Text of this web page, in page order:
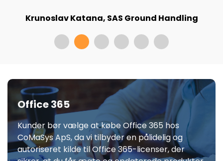
Krunoslav Katana, SAS Ground Handling
Office 365
Kunder bør vælge at købe Office 365 hos
CoMaSys ApS, da vi tilbyder en pålidelig og
autoriseret kilde til Office 365-licenser, der